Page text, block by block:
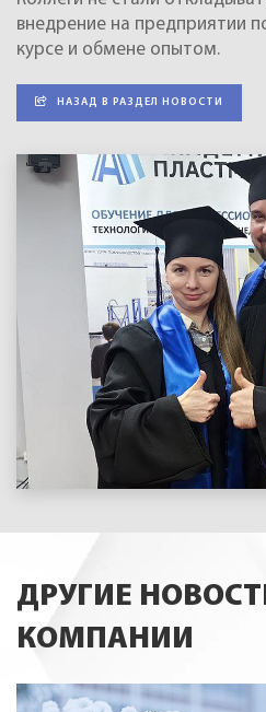
внедрение на предприятии
курсе и обмене опытом.
НАЗАД В РАЗДЕЛ НОВОСТИ
ДРУГИЕ
КОМПАНИИ